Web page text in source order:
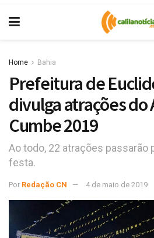
Home Bahia
Prefeitura de
divulga atrações do
Cumbe 2019
Ao todo, 22 atrações passarão
festa.
Por Redação CN 4 de maio de 2019